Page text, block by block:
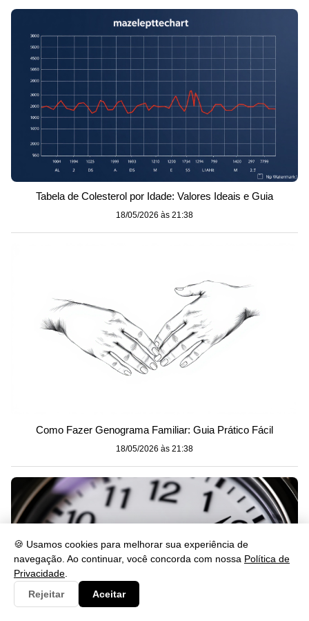
🍪 Usamos cookies para melhorar sua experiência de
navegação. Ao continuar, você concorda com nossa Política de
Privacidade
Rejeitar
Aceitar
Tabela de Colesterol por Idade: Valores Ideais e Guia
18/05/2026 às 21:38
Como Fazer Genograma Familiar: Guia Prático Fácil
18/05/2026 às 21:38